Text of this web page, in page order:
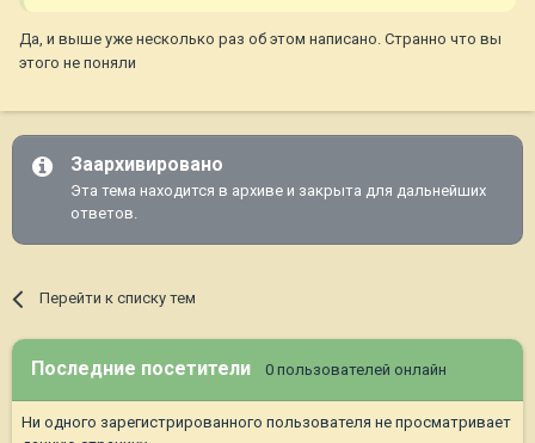
Да, и выше уже несколько раз об этом написано. Странно что вы
этого не поняли
Заархивировано
Эта тема находится в архиве и закрыта для дальнейших
ответов.
Перейти к списку тем
Последние посетители 0 пользователей онлайн
Ни одного зарегистрированного пользователя не просматривает